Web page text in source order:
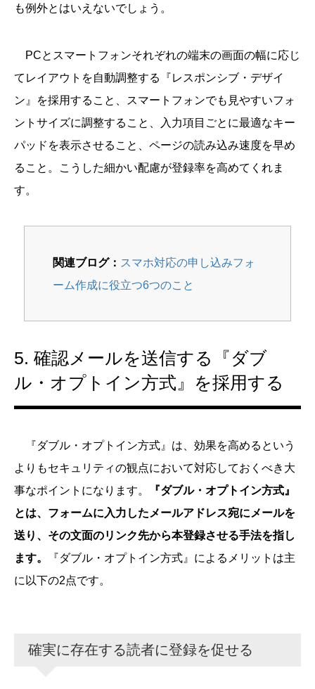
も例外とはいえないでしょう。
PCとスマートフォンそれぞれの端末の画面の幅に応じ
てレイアウトを自動調整する『レスポンシブ・デザイ
ン』を採用すること、スマートフォンでも見やすいフォ
ントサイズに調整すること、入力項目ごとに最適なキー
パッドを表示させること、ページの読み込み速度を早め
ること。こうした細かい配慮が登録率を高めてくれま
す。
関連ブログ： スマホ対応の申し込みフォ
ーム作成に役立つ6つのこと
5. 確認メールを送信する『ダブ
ル・オプトイン方式』を採用する
『ダブル・オプトイン方式』は、効果を高めるという
よりもセキュリティの観点において対応しておくべき大
事なポイントになります。
『ダブル・オプトイン方式』
とは、フォームに入力したメールアドレス宛にメールを
送り、その文面のリンク先から本登録させる手法を指し
ます。
『ダブル・オプトイン方式』によるメリットは主
に以下の2点です。
確実に存在する読者に登録を促せる